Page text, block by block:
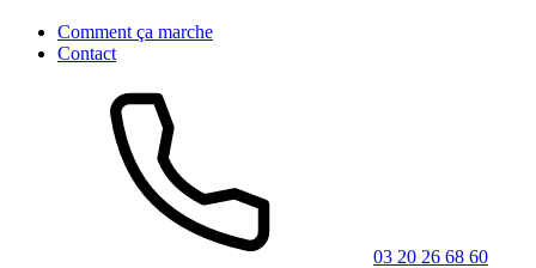
Comment ça marche
Contact
03 20 26 68 60